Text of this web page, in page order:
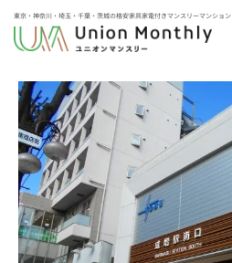
東京・神奈川・埼玉・千葉・茨城の格安家具家電付きマンスリーマンション